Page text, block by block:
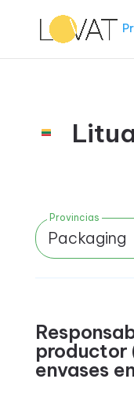
Provincias
Packaging
productor
envases